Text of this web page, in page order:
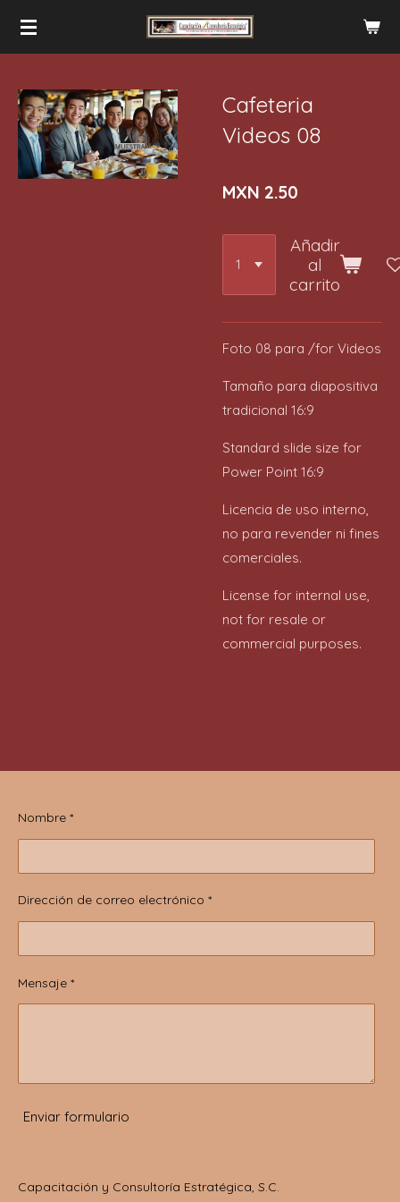
principal
Cafeteria
Videos 08
MXN 2.50
Añadir
al
carrito
Foto 08 para /for Videos
Tamaño para diapositiva
tradicional 16:9
Standard slide size for
Power Point 16:9
Licencia de uso interno,
no para revender ni fines
comerciales.
License for internal use,
not for resale or
commercial purposes.
Nombre *
Dirección de correo electrónico *
Mensaje *
Enviar formulario
Capacitación y Consultoría Estratégica, S.C.